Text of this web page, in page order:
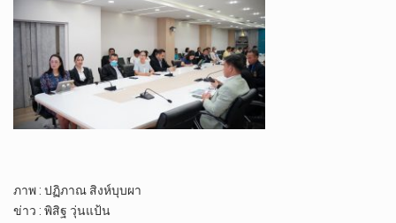
ภาพ : ปฏิภาณ​ สิงห์บุบผา
ข่าว : พิสิฐ วุ่นแป้น